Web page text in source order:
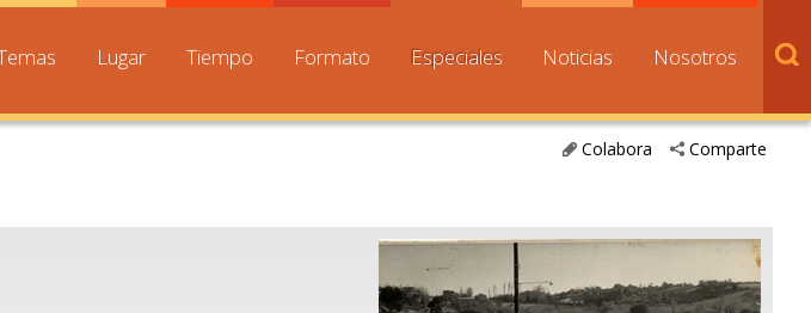
Lugar Tiempo Formato Especiales Noticias Nosotros
Comparte
Colabora